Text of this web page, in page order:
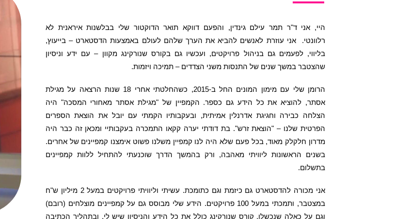
היי, אני ד"ר תמר עילם גינדין, והפעם דווקא תואר הדוקטור שלי בבלשנות איראנית לא
רלוונטי. אני עוזרת לאנשים להביא את הערך שלהם לעולם באמצעות הדסטארט – בייעוץ,
בליווי, לפעמים גם בניהול פרויקטים, ועכשיו גם בקורס שנורקינג מקוון – עם ידע וניסיון
שהצטבר במשך שנים של התנסות משני הצדדים – תמיכה ויזמות.
הרומן שלי עם מימון המונים החל ב-2015, כשהחלטתי אחרי 18 שנות הרצאה על מגילת
אסתר, להוציא את כל הידע גם כספר. הקמפיין של "מגילת אסתר מאחורי המסכה" היה
הצלחה כבירה וחגיגת אדרנלין אמיתית, ובעקבותיו הקמתי עם יובל את הוצאת הספרים
הפרטית שלנו – "הוצאת זרש". בת דודתי יערה קקאו התמכרה בעקבותיי ומכאן זה כבר היה
מדרון חלקלק מאוד, בכל פעם שלא היה לנו קמפיין משלנו פשוט אימצנו קמפיינים של אחרים.
בשנים הראשונות ליוויתי מאהבה, ורק בהמשך הדרך שוכנעתי להתחיל ללוות קמפיינים
בתשלום.
אני מכורה להדסטארט גם כיזמת וגם כתומכת. עשיתי וליוויתי פרויקטים במעל 2 מיליון ש"ח
במצטבר, ותמכתי במעל 100 פרויקטים. הידע שלי מבוסס גם על קמפיינים מוצלחים (רובם)
וגם על כאלה שנכשלו. קורס שנורקינג כולל את כל הידע והניסיון שיש לי, ובתהליך הכתיבה